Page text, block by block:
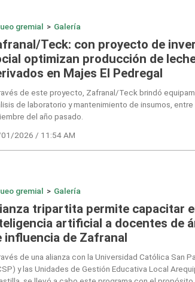
gremial > Galería
Teck: con proyecto de
optimizan producción de
en Majes El Pedregal
de este proyecto, Zafranal/Teck brindó
de laboratorio y mantenimiento de insumos, entre
del año pasado.
2026 / 11:54 AM
gremial > Galería
tripartita permite capacitar
artificial a docentes de
influencia de Zafranal
de una alianza con la Universidad Católica San
y las Unidades de Gestión Educativa Local